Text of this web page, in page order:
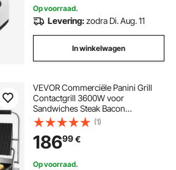
Op voorraad.
Levering:zodra Di. Aug. 11
In winkelwagen
VEVOR Commerciële Panini Grill
Contactgrill 3600W voor
Sandwiches Steak Bacon
Hamburger, Sandwich Maker Press
Grill Gemaakt van roestvrij staal met
handvat & temperatuurregeling & 48
x 23 cm verwarmingsplaat, Panini
Press
(1)
18699€
Op voorraad.